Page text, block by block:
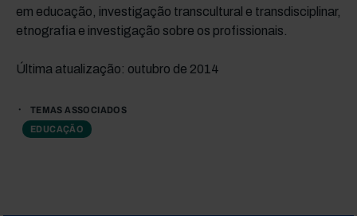
em educação, investigação transcultural e transdisciplinar,
etnografia e investigação sobre os profissionais.
Última atualização: outubro de 2014
TEMAS ASSOCIADOS
EDUCAÇÃO